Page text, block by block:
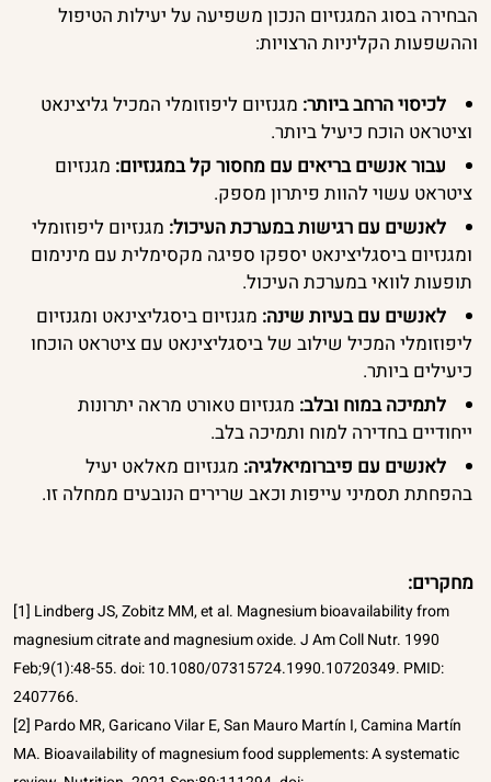
הבחירה בסוג המגנזיום הנכון משפיעה על יעילות הטיפול
וההשפעות הקליניות הרצויות:
לכיסוי הרחב ביותר: מגנזיום ליפוזומלי המכיל גליצינאט
וציטראט הוכח כיעיל ביותר.
עבור אנשים בריאים עם מחסור קל במגנזיום: מגנזיום
ציטראט עשוי להוות פיתרון מספק.
לאנשים עם רגישות במערכת העיכול: מגנזיום ליפוזומלי
ומגנזיום ביסגליצינאט יספקו ספיגה מקסימלית עם מינימום
תופעות לוואי במערכת העיכול.
לאנשים עם בעיות שינה: מגנזיום ביסגליצינאט ומגנזיום
ליפוזומלי המכיל שילוב של ביסגליצינאט עם ציטראט הוכחו
כיעילים ביותר.
לתמיכה במוח ובלב: מגנזיום טאורט מראה יתרונות
ייחודיים בחדירה למוח ותמיכה בלב.
לאנשים עם פיברומיאלגיה: מגנזיום מאלאט יעיל
בהפחתת תסמיני עייפות וכאב שרירים הנובעים ממחלה זו.
מחקרים:
[1] Lindberg JS, Zobitz MM, et al. Magnesium bioavailability from
magnesium citrate and magnesium oxide. J Am Coll Nutr. 1990
Feb;9(1):48-55. doi: 10.1080/07315724.1990.10720349. PMID:
2407766.
[2] Pardo MR, Garicano Vilar E, San Mauro Martín I, Camina Martín
MA. Bioavailability of magnesium food supplements: A systematic